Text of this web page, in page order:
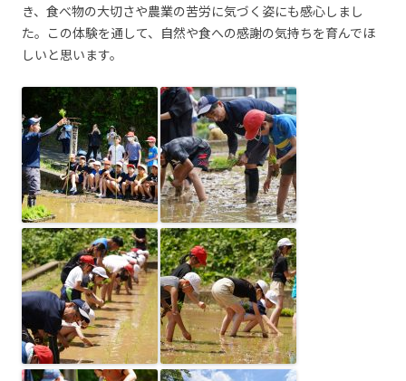
き、食べ物の大切さや農業の苦労に気づく姿にも感心しまし
た。この体験を通して、自然や食への感謝の気持ちを育んでほ
しいと思います。